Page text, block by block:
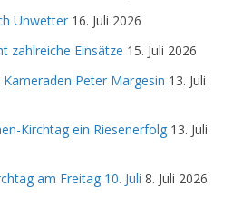
Unwetter 16. Juli 2026
zahlreiche Einsätze 15. Juli 2026
Peter Margesin 13. Juli
Kirchtag ein Riesenerfolg 13. Juli
am Freitag 10. Juli 8. Juli 2026